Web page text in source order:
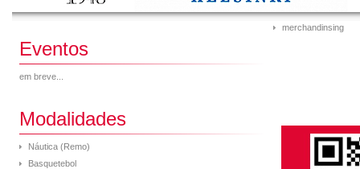
Eventos
em breve...
Modalidades
Náutica (Remo)
Basquetebol
merchandinsing